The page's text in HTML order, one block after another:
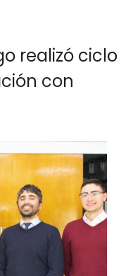
realizó ciclo
con